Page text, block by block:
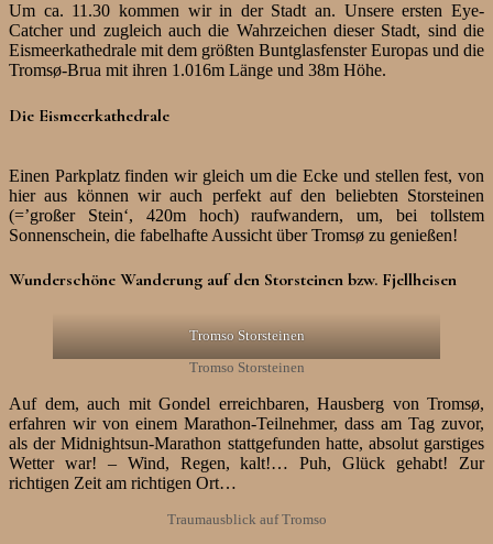
Um ca. 11.30 kommen wir in der Stadt an. Unsere ersten Eye-
Catcher und zugleich auch die Wahrzeichen dieser Stadt, sind die
Eismeerkathedrale mit dem größten Buntglasfenster Europas und die
Tromsø-Brua mit ihren 1.016m Länge und 38m Höhe.
Die Eismeerkathedrale
Einen Parkplatz finden wir gleich um die Ecke und stellen fest, von
hier aus können wir auch perfekt auf den beliebten Storsteinen
(=’großer Stein‘, 420m hoch) raufwandern, um, bei tollstem
Sonnenschein, die fabelhafte Aussicht über Tromsø zu genießen!
Wunderschöne Wanderung auf den Storsteinen bzw. Fjellheisen
Tromso Storsteinen
Tromso Storsteinen
Auf dem, auch mit Gondel erreichbaren, Hausberg von Tromsø,
erfahren wir von einem Marathon-Teilnehmer, dass am Tag zuvor,
als der Midnightsun-Marathon stattgefunden hatte, absolut garstiges
Wetter war! – Wind, Regen, kalt!… Puh, Glück gehabt! Zur
richtigen Zeit am richtigen Ort…
Traumausblick auf Tromso